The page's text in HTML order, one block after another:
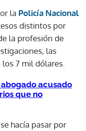
la Policía Nacional
distintos por
la profesión de
las
7 mil dólares.
acusado
que no
hacía pasar por